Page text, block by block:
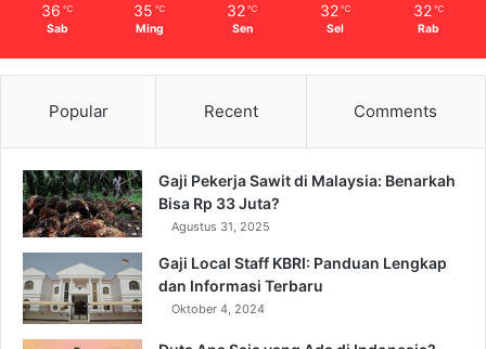
36 ℃
Sab
35 ℃
Ming
32 ℃
Sen
32 ℃
Sel
32 ℃
Rab
Popular Recent Comments
Gaji Pekerja Sawit di Malaysia: Benarkah
Bisa Rp 33 Juta?
Agustus 31, 2025
Gaji Local Staff KBRI: Panduan Lengkap
dan Informasi Terbaru
Oktober 4, 2024